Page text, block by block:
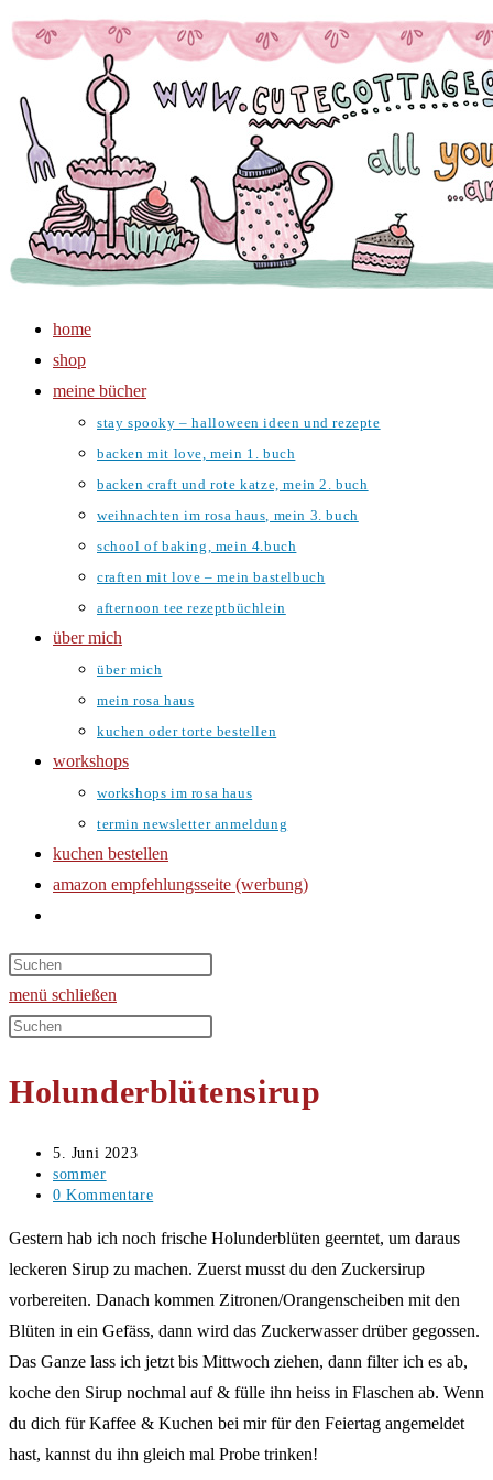
Zum
Inhalt
home
shop
meine bücher
stay spooky – halloween ideen und rezepte
backen mit love, mein 1. buch
backen craft und rote katze, mein 2. buch
weihnachten im rosa haus, mein 3. buch
school of baking, mein 4.buch
craften mit love – mein bastelbuch
afternoon tee rezeptbüchlein
über mich
über mich
mein rosa haus
kuchen oder torte bestellen
workshops
workshops im rosa haus
termin newsletter anmeldung
kuchen bestellen
amazon empfehlungsseite (werbung)
umschalten
menü schließen
Diese
durchsuchen
Holunderblütensirup
Beitrag
veröffentlicht:
5. Juni 2023
Beitrags-
Kategorie:
sommer
Beitrags-
0 Kommentare
Gestern hab ich noch frische Holunderblüten geerntet, um daraus
leckeren Sirup zu machen. Zuerst musst du den Zuckersirup
vorbereiten. Danach kommen Zitronen/Orangenscheiben mit den
Blüten in ein Gefäss, dann wird das Zuckerwasser drüber gegossen.
Das Ganze lass ich jetzt bis Mittwoch ziehen, dann filter ich es ab,
koche den Sirup nochmal auf & fülle ihn heiss in Flaschen ab. Wenn
du dich für Kaffee & Kuchen bei mir für den Feiertag angemeldet
hast, kannst du ihn gleich mal Probe trinken!